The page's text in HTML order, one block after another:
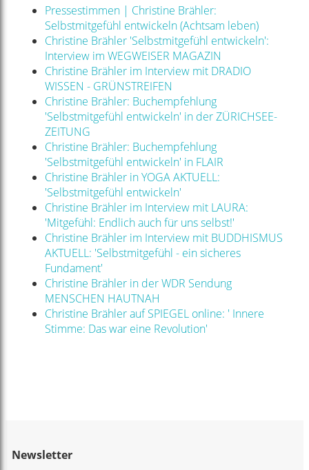
Pressestimmen | Christine Brähler:
Selbstmitgefühl entwickeln (Achtsam leben)
Christine Brähler 'Selbstmitgefühl entwickeln':
Interview im WEGWEISER MAGAZIN
Christine Brähler im Interview mit DRADIO
WISSEN - GRÜNSTREIFEN
Christine Brähler: Buchempfehlung
'Selbstmitgefühl entwickeln' in der ZÜRICHSEE-
ZEITUNG
Christine Brähler: Buchempfehlung
'Selbstmitgefühl entwickeln' in FLAIR
Christine Brähler in YOGA AKTUELL:
'Selbstmitgefühl entwickeln'
Christine Brähler im Interview mit LAURA:
'Mitgefühl: Endlich auch für uns selbst!'
Christine Brähler im Interview mit BUDDHISMUS
AKTUELL: 'Selbstmitgefühl - ein sicheres
Fundament'
Christine Brähler in der WDR Sendung
MENSCHEN HAUTNAH
Christine Brähler auf SPIEGEL online: ' Innere
Stimme: Das war eine Revolution'
Newsletter